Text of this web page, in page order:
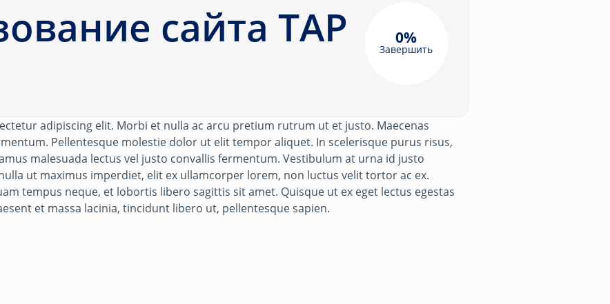
сайта TAP 0%
Завершить
adipiscing elit. Morbi et nulla ac arcu pretium rutrum ut et justo. Maecenas
Pellentesque molestie dolor ut elit tempor aliquet. In scelerisque purus risus,
malesuada lectus vel justo convallis fermentum. Vestibulum at urna id justo
ut maximus imperdiet, elit ex ullamcorper lorem, non luctus velit tortor ac ex.
tempus neque, et lobortis libero sagittis sit amet. Quisque ut ex eget lectus egestas
et massa lacinia, tincidunt libero ut, pellentesque sapien.